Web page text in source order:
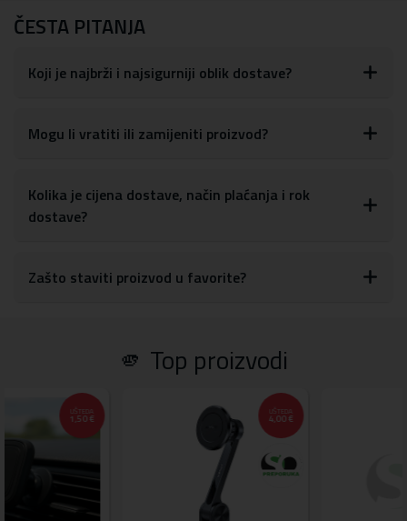
ČESTA PITANJA
Koji je najbrži i najsigurniji oblik dostave?
Mogu li vratiti ili zamijeniti proizvod?
Kolika je cijena dostave, način plaćanja i rok
dostave?
Zašto staviti proizvod u favorite?
🫵 Top proizvodi
UŠTEDA
34,00 €